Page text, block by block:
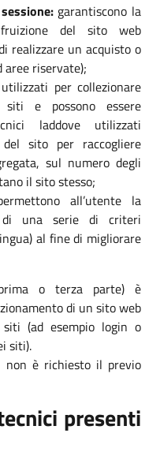
garantiscono la
del sito web
realizzare un acquisto o
aree riservate);
per collezionare
siti e possono essere
laddove utilizzati
sito per raccogliere
sul numero degli
il sito stesso;
all’utente la
di una serie di criteri
al fine di migliorare
o terza parte) è
di un sito web
(ad esempio login o
siti).
non è richiesto il previo
presenti